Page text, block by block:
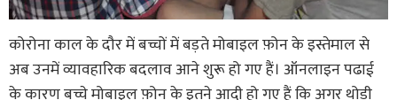
कोरोना काल के दौर में बच्चों में बड़ते मोबाइल फ़ोन के इस्तेमाल से
अब उनमें व्यावहारिक बदलाव आने शुरू हो गए हैं। ऑनलाइन पढाई